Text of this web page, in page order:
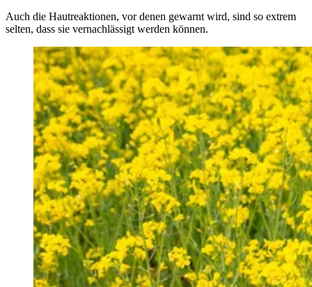
Auch die Hautreaktionen, vor denen gewarnt wird, sind so extrem
selten, dass sie vernachlässigt werden können.